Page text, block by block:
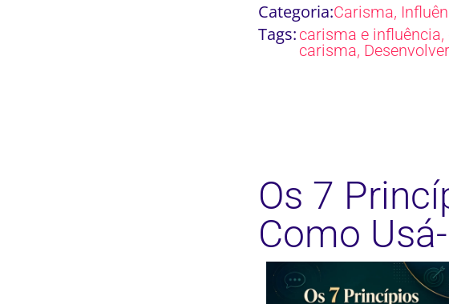
Categoria:Carisma,
Tags: carisma e influência,
carisma,
Os 7
Como